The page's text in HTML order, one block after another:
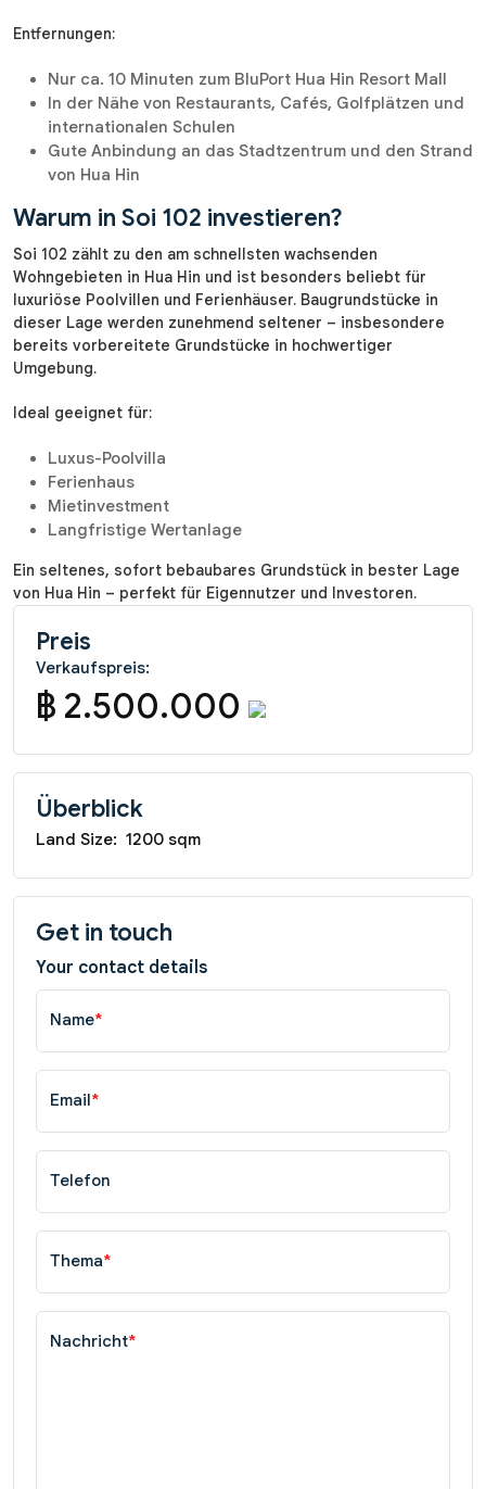
Entfernungen:
Nur ca. 10 Minuten zum BluPort Hua Hin Resort Mall
In der Nähe von Restaurants, Cafés, Golfplätzen und
internationalen Schulen
Gute Anbindung an das Stadtzentrum und den Strand
von Hua Hin
Warum in Soi 102 investieren?
Soi 102 zählt zu den am schnellsten wachsenden
Wohngebieten in Hua Hin und ist besonders beliebt für
luxuriöse Poolvillen und Ferienhäuser. Baugrundstücke in
dieser Lage werden zunehmend seltener – insbesondere
bereits vorbereitete Grundstücke in hochwertiger
Umgebung.
Ideal geeignet für:
Luxus-Poolvilla
Ferienhaus
Mietinvestment
Langfristige Wertanlage
Ein seltenes, sofort bebaubares Grundstück in bester Lage
von Hua Hin – perfekt für Eigennutzer und Investoren.
Preis
Verkaufspreis:
฿ 2.500.000
Überblick
Land Size: 1200 sqm
Get in touch
Your contact details
Name*
Email*
Telefon
Thema*
Nachricht*